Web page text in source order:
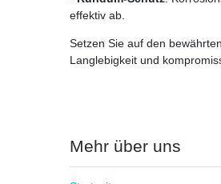
effektiv ab.
Setzen Sie auf den
Langlebigkeit und
Mehr über uns